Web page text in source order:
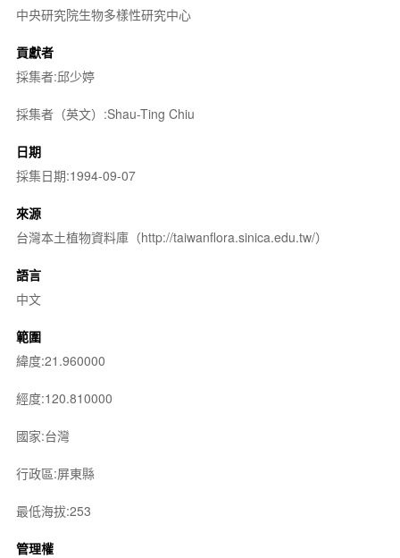
中央研究院生物多樣性研究中心
貢獻者
採集者:邱少婷
採集者（英文）:Shau-Ting Chiu
日期
採集日期:1994-09-07
來源
台灣本土植物資料庫（http://taiwanflora.sinica.edu.tw/）
語言
中文
範圍
緯度:21.960000
經度:120.810000
國家:台灣
行政區:屏東縣
最低海拔:253
管理權